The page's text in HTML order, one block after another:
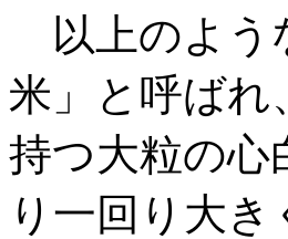
以上のよう
米」と呼ばれ
持つ大粒の心
り一回り大